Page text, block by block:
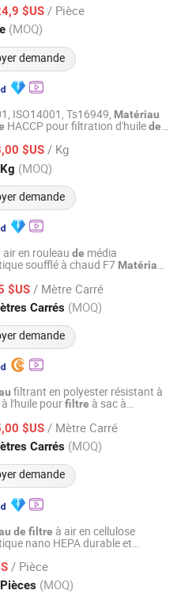
$US / Pièce
(MOQ)
demande
Depuis 2022
ISO14001, Ts16949, Matériau
HACCP pour filtration d'huilede
$US / Kg
(MOQ)
demande
CO., LTD.
2020
air en rouleau de média
soufflé à chaud F7 Matériau
$US / Mètre Carré
Carrés (MOQ)
demande
Depuis 2019
filtrant en polyester résistant à
à l'huile pourfiltre à sac à
$US / Mètre Carré
Carrés (MOQ)
demande
Depuis 2022
de filtre à air en cellulose
nano HEPA durable et
/ Pièce
(MOQ)
2015